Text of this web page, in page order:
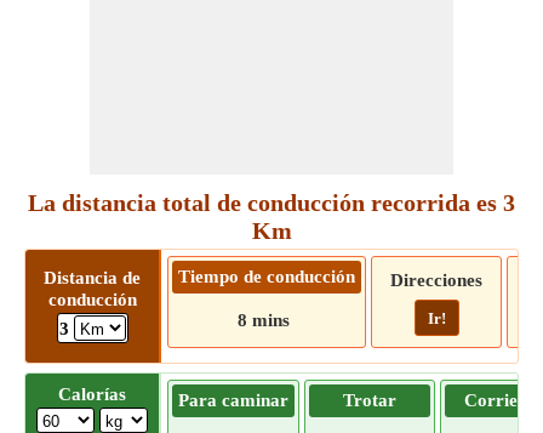
La distancia total de conducción recorrida es 3
Km
Distancia de
conducción
3
Tiempo de conducción
8 mins
Direcciones
Ir!
Calorías Para caminar Trotar